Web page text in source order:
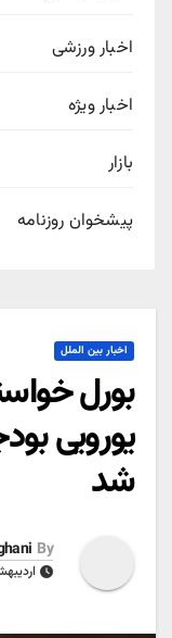
اخبار ورزشی
اخبار ویژه
بازار
پیشخوان روزنامه
اخبار بین الملل
یورویی
شد
By
اردیبهشت